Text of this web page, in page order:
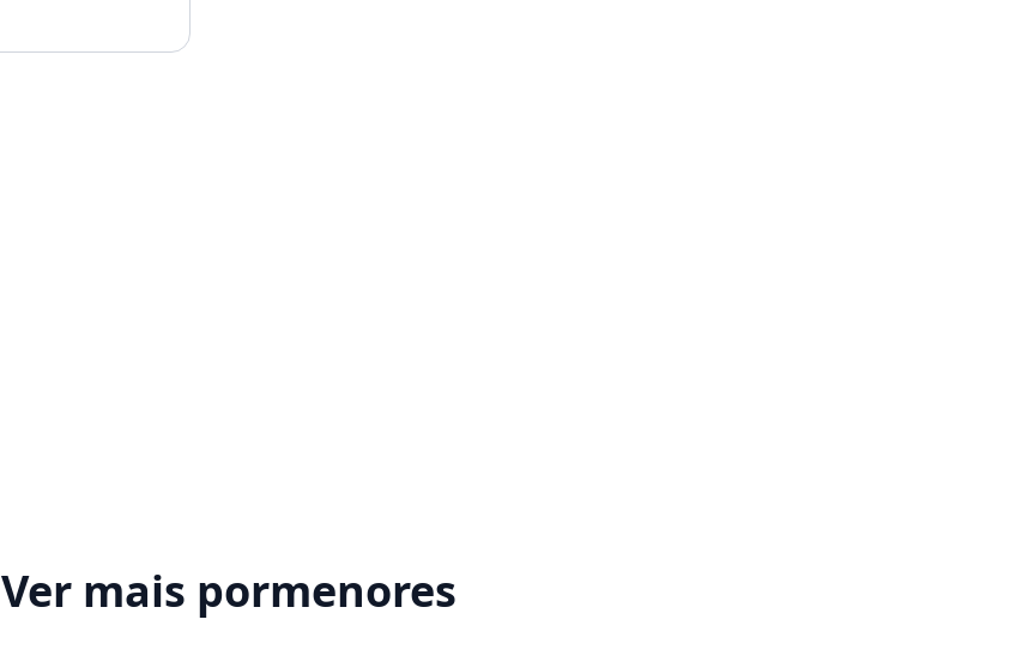
Ver mais pormenores